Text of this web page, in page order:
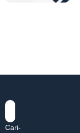
Cari-